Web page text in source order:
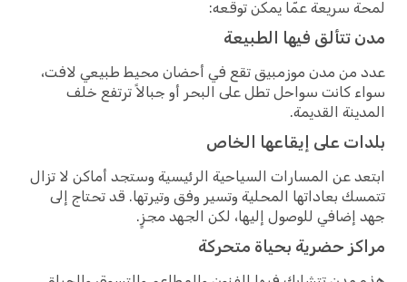
لمحة سريعة عمّا يمكن توقعه:
مدن تتألق فيها الطبيعة
عدد من مدن موزمبيق تقع في أحضان محيط طبيعي لافت،
سواء كانت سواحل تطل على البحر أو جبالاً ترتفع خلف
المدينة القديمة.
بلدات على إيقاعها الخاص
ابتعد عن المسارات السياحية الرئيسية وستجد أماكن لا تزال
تتمسك بعاداتها المحلية وتسير وفق وتيرتها. قد تحتاج إلى
جهد إضافي للوصول إليها، لكن الجهد مجزٍ.
مراكز حضرية بحياة متحركة